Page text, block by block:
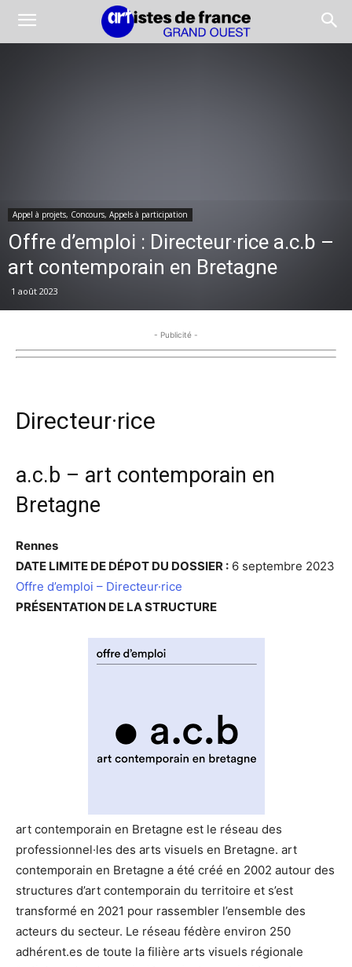
Appel à projets, Concours, Appels à participation
Offre d’emploi : Directeur·rice a.c.b –
art contemporain en Bretagne
1 août 2023
- Publicité -
Directeur·rice
a.c.b – art contemporain en
Bretagne
Rennes
DATE LIMITE DE DÉPOT DU DOSSIER : 6 septembre 2023
Offre d’emploi – Directeur·rice
PRÉSENTATION DE LA STRUCTURE
art contemporain en Bretagne est le réseau des
professionnel·les des arts visuels en Bretagne. art
contemporain en Bretagne a été créé en 2002 autour des
structures d’art contemporain du territoire et s’est
transformé en 2021 pour rassembler l’ensemble des
acteurs du secteur. Le réseau fédère environ 250
adhérent.es de toute la filière arts visuels régionale